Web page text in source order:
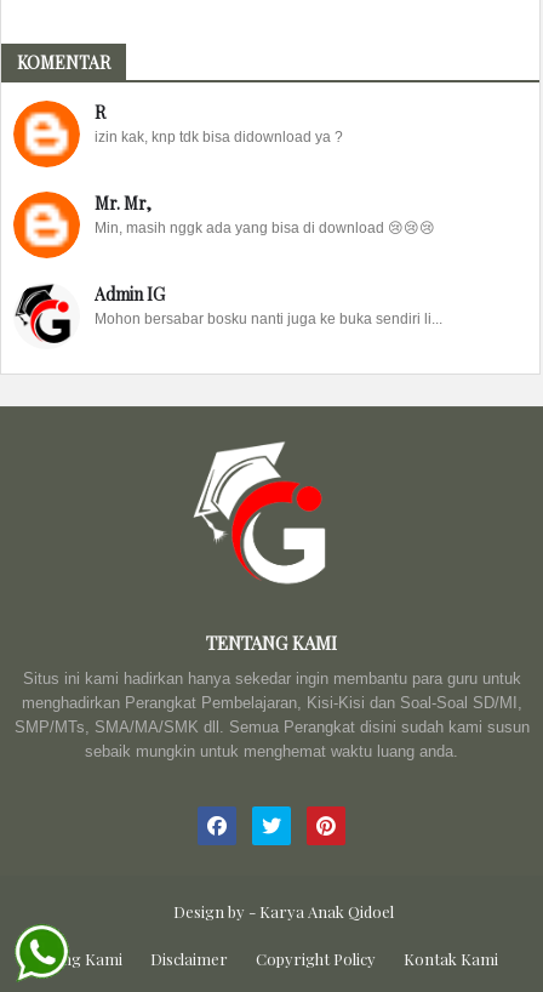
KOMENTAR
R
izin kak, knp tdk bisa didownload ya ?
Mr. Mr,
Min, masih nggk ada yang bisa di download 😢😢😢
Admin IG
Mohon bersabar bosku nanti juga ke buka sendiri li...
TENTANG KAMI
Situs ini kami hadirkan hanya sekedar ingin membantu para guru untuk
menghadirkan Perangkat Pembelajaran, Kisi-Kisi dan Soal-Soal SD/MI,
SMP/MTs, SMA/MA/SMK dll. Semua Perangkat disini sudah kami susun
sebaik mungkin untuk menghemat waktu luang anda.
Design by - Karya Anak Qidoel
Tentang Kami Disclaimer Copyright Policy Kontak Kami